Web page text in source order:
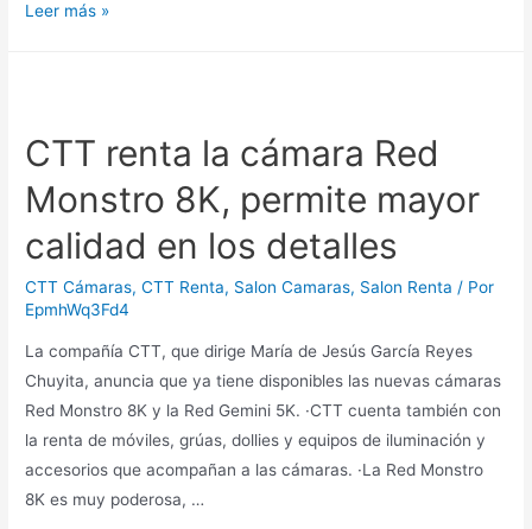
Leer más »
CTT renta la cámara Red
Monstro 8K, permite mayor
calidad en los detalles
CTT Cámaras,CTT Renta, Salon Camaras, Salon Renta / Por
EpmhWq3Fd4
La compañía CTT, que dirige María de Jesús García Reyes
Chuyita, anuncia que ya tiene disponibles las nuevas cámaras
Red Monstro 8K y la Red Gemini 5K. ·CTT cuenta también con
la renta de móviles, grúas, dollies y equipos de iluminación y
accesorios que acompañan a las cámaras. ·La Red Monstro
8K es muy poderosa, …